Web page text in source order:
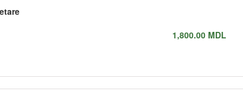
1,800.00 MDL